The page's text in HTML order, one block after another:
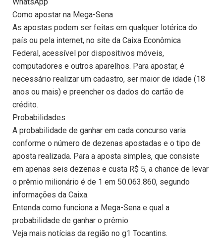
Como apostar na Mega-Sena
As apostas podem ser feitas em qualquer lotérica do
país ou pela internet, no site da Caixa Econômica
Federal, acessível por dispositivos móveis,
computadores e outros aparelhos. Para apostar, é
necessário realizar um cadastro, ser maior de idade (18
anos ou mais) e preencher os dados do cartão de
crédito.
Probabilidades
A probabilidade de ganhar em cada concurso varia
conforme o número de dezenas apostadas e o tipo de
aposta realizada. Para a aposta simples, que consiste
em apenas seis dezenas e custa R$ 5, a chance de levar
o prêmio milionário é de 1 em 50.063.860, segundo
informações da Caixa.
Entenda como funciona a Mega-Sena e qual a
probabilidade de ganhar o prêmio
Veja mais notícias da região no g1 Tocantins.